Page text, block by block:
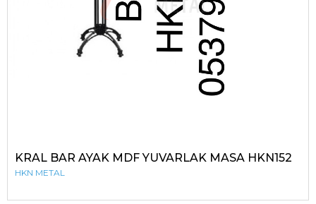
KRAL BAR AYAK MDF YUVARLAK MASA HKN152
HKN METAL